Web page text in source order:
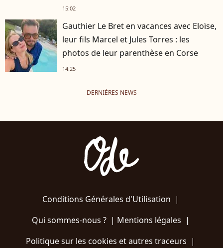
15:02
Gauthier Le Bret en vacances avec Eloïse,
leur fils Marcel et Jules Torres : les
photos de leur parenthèse en Corse
14:25
DERNIÈRES NEWS
Conditions Générales d'Utilisation |
Qui sommes-nous ?| Mentions légales |
Politique sur les cookies et autres traceurs |